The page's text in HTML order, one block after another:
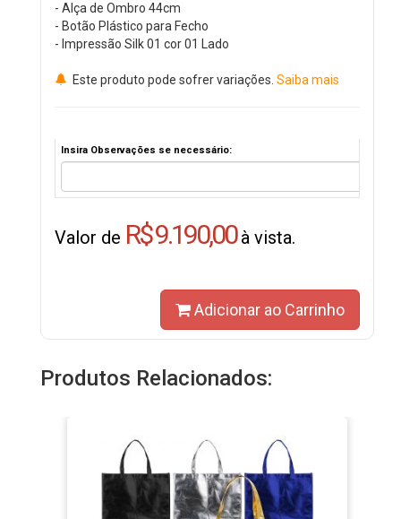
- Alça de Ombro 44cm
- Botão Plástico para Fecho
- Impressão Silk 01 cor 01 Lado
Este produto pode sofrer variações. Saiba mais
Insira Observações se necessário:
Valor de R$ 9.190,00à vista.
Adicionar ao Carrinho
Produtos Relacionados: